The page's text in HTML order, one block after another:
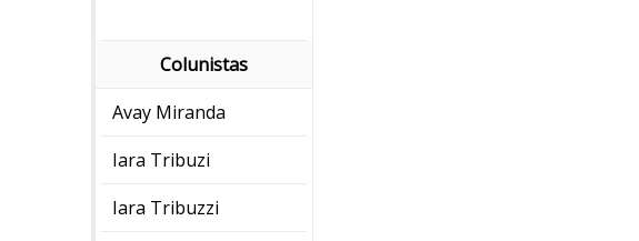
Colunistas
Avay Miranda
Iara Tribuzi
Iara Tribuzzi